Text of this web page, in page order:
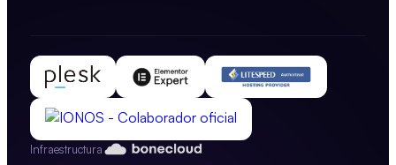
Infraestructura